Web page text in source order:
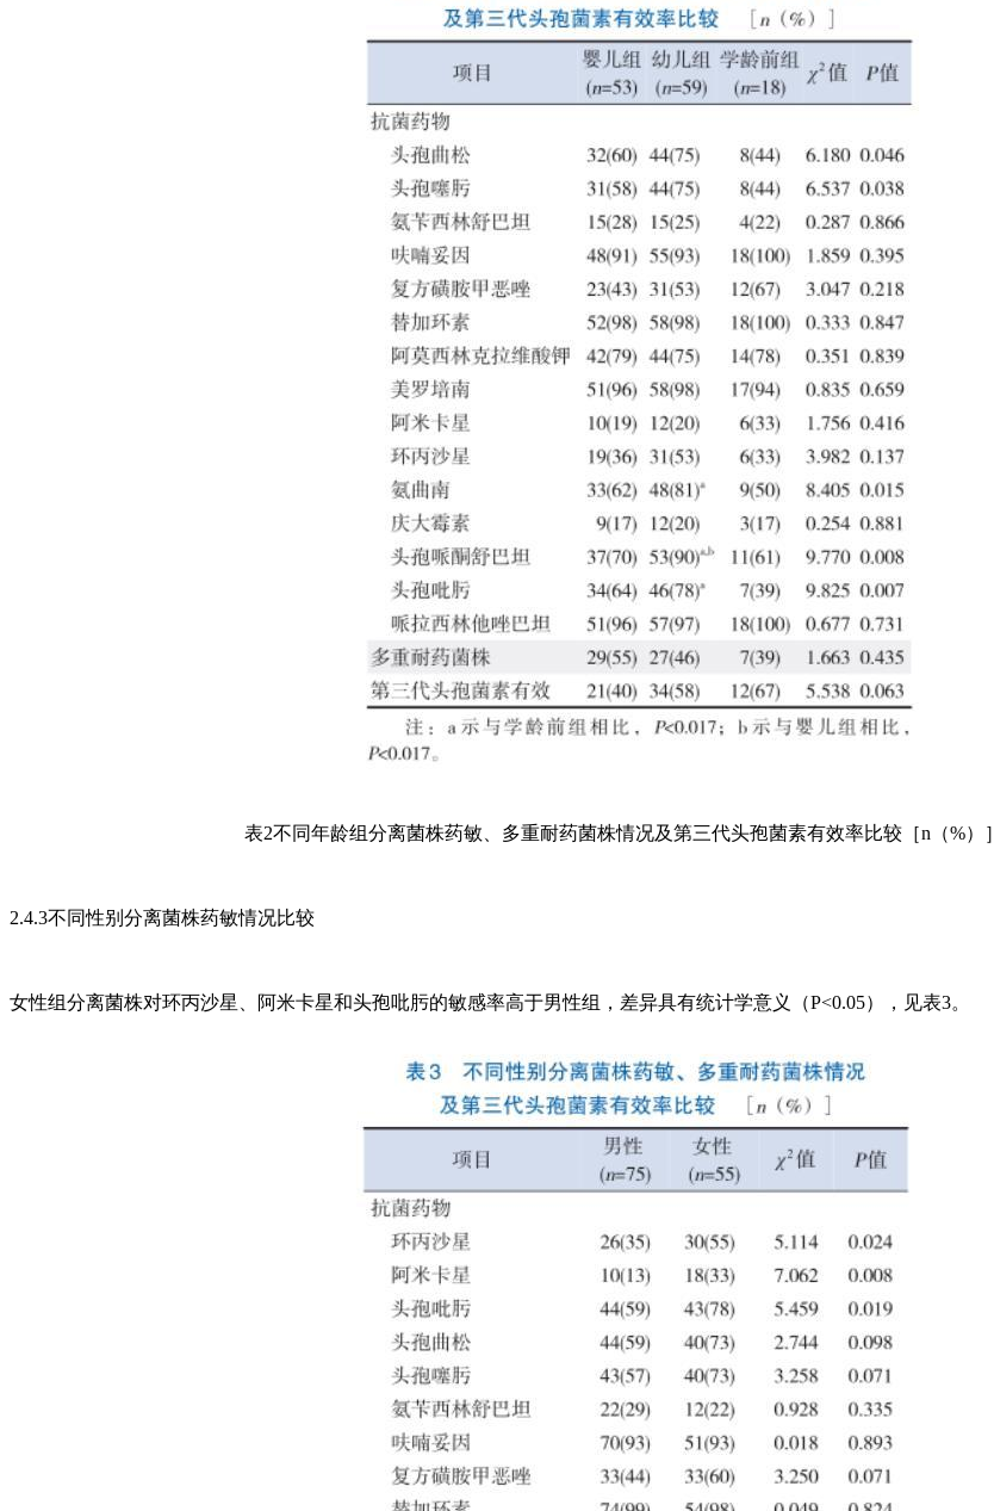
表2不同年龄组分离菌株药敏、多重耐药菌株情况及第三代头孢菌素有效率比较［n（%）］
2.4.3不同性别分离菌株药敏情况比较
女性组分离菌株对环丙沙星、阿米卡星和头孢吡肟的敏感率高于男性组，差异具有统计学意义（P<0.05），见表3。